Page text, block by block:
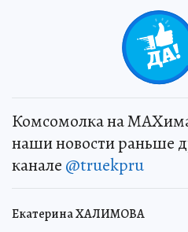
Комсомолка на
наши новости раньше
канале @truekpru
Екатерина ХАЛИМОВА